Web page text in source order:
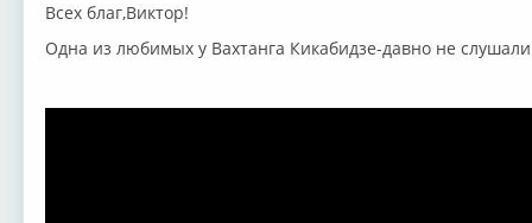
Всех благ,Виктор!
Одна из любимых у Вахтанга Кикабидзе-давно не